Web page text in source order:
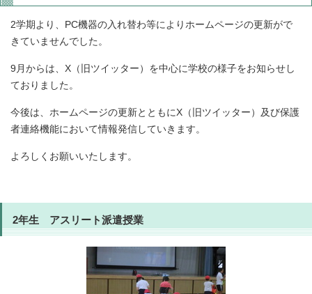
2学期より、PC機器の入れ替わ等によりホームページの更新がで
きていませんでした。
9月からは、X（旧ツイッター）を中心に学校の様子をお知らせし
ておりました。
今後は、ホームページの更新とともにX（旧ツイッター）及び保護
者連絡機能において情報発信していきます。
よろしくお願いいたします。
2年生 アスリート派遣授業